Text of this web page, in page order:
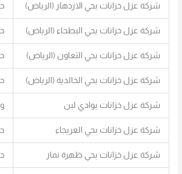
شركة عزل خزانات بحي الازدهار (الرياض)
شركة عزل خزانات بحي البطحاء (الرياض)
شركة عزل خزانات بحي التعاون (الرياض)
شركة عزل خزانات بحي الخالدية (الرياض)
شركة عزل خزانات بوادي لبن
شركة عزل خزانات بحي العريجاء
شركة عزل خزانات بحي ظهرة نمار